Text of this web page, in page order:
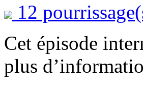
12
Cet épisode
plus